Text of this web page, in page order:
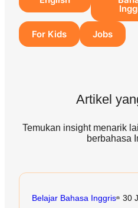
For Kids Jobs
Artikel
Temukan insight menarik
berbahasa
Belajar Bahasa Inggris 30